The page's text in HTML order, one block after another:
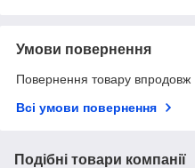
Умови повернення
Повернення товару впродовж
Всі умови повернення
Подібні товари компанії